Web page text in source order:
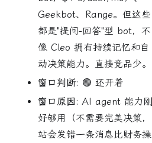
Geekbot、Range。但这些
都是"提问-回答"型 bot，不
像 Cleo 拥有持续记忆和自
动决策能力。直接竞品少。
窗口判断: 🟢 还开着
窗口原因: AI agent 能力刚
好够用（不需要完美决策，
站会发错一条消息比财务操